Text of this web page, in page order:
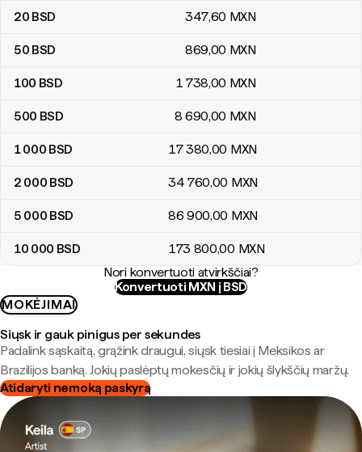
20 BSD 347,60 MXN
50 BSD 869,00 MXN
100 BSD 1 738,00 MXN
500 BSD 8 690,00 MXN
1 000 BSD 17 380,00 MXN
2 000 BSD 34 760,00 MXN
5 000 BSD 86 900,00 MXN
10 000 BSD 173 800,00 MXN
Nori konvertuoti atvirkščiai?
Konvertuoti MXN į BSD
MOKĖJIMAI
Siųsk ir gauk pinigus per sekundes
Padalink sąskaitą, grąžink draugui, siųsk tiesiai į Meksikos ar
Brazilijos banką. Jokių paslėptų mokesčių ir jokių šlykščių maržų.
Atidaryti nemoką paskyrą